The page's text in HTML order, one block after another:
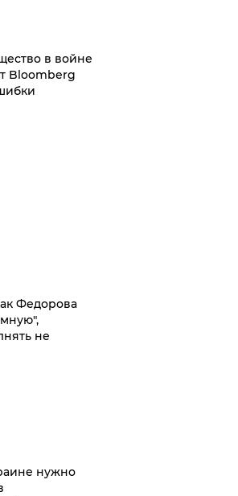
в войне
Bloomberg
Федорова
не
нужно